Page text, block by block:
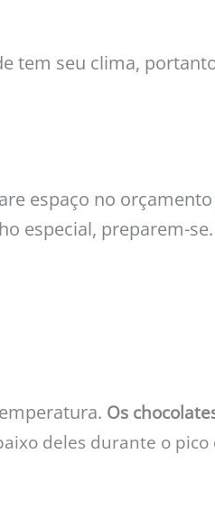
tem seu clima,
espaço no
especial, preparem-se.
Os
deles durante o pico